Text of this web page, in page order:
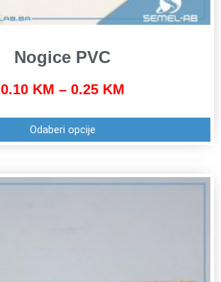
Nogice PVC
0.10 KM – 0.25 KM
Odaberi opcije